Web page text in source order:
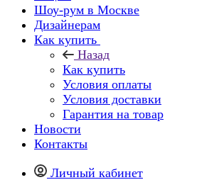
Шоу-рум в Москве
Дизайнерам
Как купить
Назад
Как купить
Условия оплаты
Условия доставки
Гарантия на товар
Новости
Контакты
Личный кабинет